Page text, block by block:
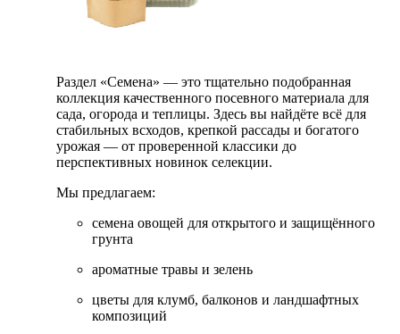
Раздел «Семена» — это тщательно подобранная
коллекция качественного посевного материала для
сада, огорода и теплицы. Здесь вы найдёте всё для
стабильных всходов, крепкой рассады и богатого
урожая — от проверенной классики до
перспективных новинок селекции.
Мы предлагаем:
семена овощей для открытого и защищённого
грунта
ароматные травы и зелень
цветы для клумб, балконов и ландшафтных
композиций